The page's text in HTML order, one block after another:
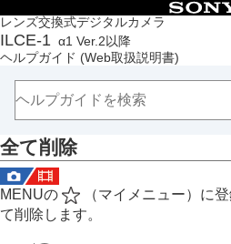
レンズ交換式デジタルカメラ
ILCE-1 α1 Ver.2以降
ヘルプガイド (Web取扱説明書)
目次
トップページ
ヘルプガイドの使いかた
本体と付属品を確認する
本機の基本操作
準備/基本的な撮影
MENU一覧から機能を探す
撮影機能を活用する
カメラをカスタマイズする
全て削除
MENUの （マイメニュー）に
て削除します。